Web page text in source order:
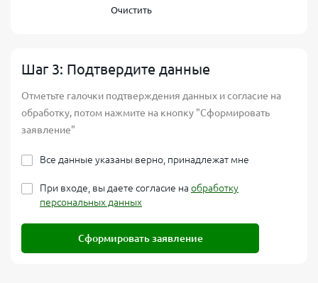
Очистить
Шаг 3: Подтвердите данные
Отметьте галочки подтверждения данных и согласие на
обработку, потом нажмите на кнопку "Сформировать
заявление"
Все данные указаны верно, принадлежат мне
При входе, вы даете согласие на обработку
персональных данных
Сформировать заявление